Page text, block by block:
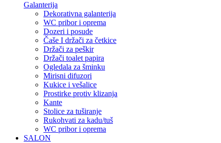
Galanterija
Dekorativna galanterija
WC pribor i oprema
Dozeri i posude
Čaše I držači za četkice
Držači za peškir
Držači toalet papira
Ogledala za šminku
Mirisni difuzori
Kukice i vešalice
Prostirke protiv klizanja
Kante
Stolice za tuširanje
Rukohvati za kadu/tuš
WC pribor i oprema
SALON